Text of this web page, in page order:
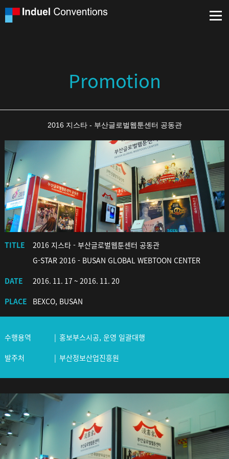
Promotion
2016 지스타 - 부산글로벌웹툰센터 공동관
TITLE
2016 지스타 - 부산글로벌웹툰센터 공동관
G-STAR 2016 - BUSAN GLOBAL WEBTOON CENTER
DATE
2016. 11. 17 ~ 2016. 11. 20
PLACE
BEXCO, BUSAN
수행용역
홍보부스시공, 운영 일괄대행
발주처
부산정보산업진흥원